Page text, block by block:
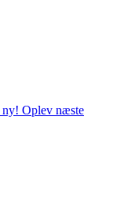
ny! Oplev næste